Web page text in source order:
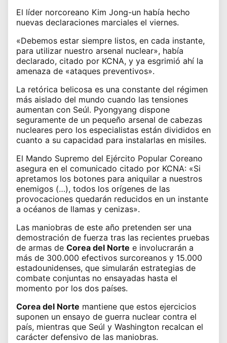
El líder norcoreano Kim Jong-un había hecho
nuevas declaraciones marciales el viernes.
«Debemos estar siempre listos, en cada instante,
para utilizar nuestro arsenal nuclear», había
declarado, citado por KCNA, y ya esgrimió ahí la
amenaza de «ataques preventivos».
La retórica belicosa es una constante del régimen
más aislado del mundo cuando las tensiones
aumentan con Seúl. Pyongyang dispone
seguramente de un pequeño arsenal de cabezas
nucleares pero los especialistas están divididos en
cuanto a su capacidad para instalarlas en misiles.
El Mando Supremo del Ejército Popular Coreano
asegura en el comunicado citado por KCNA: «Si
apretamos los botones para aniquilar a nuestros
enemigos (…), todos los orígenes de las
provocaciones quedarán reducidos en un instante
a océanos de llamas y cenizas».
Las maniobras de este año pretenden ser una
demostración de fuerza tras las recientes pruebas
de armas de Corea del Norte e involucrarán a
más de 300.000 efectivos surcoreanos y 15.000
estadounidenses, que simularán estrategias de
combate conjuntas no ensayadas hasta el
momento por los dos países.
Corea del Norte mantiene que estos ejercicios
suponen un ensayo de guerra nuclear contra el
país, mientras que Seúl y Washington recalcan el
carácter defensivo de las maniobras.